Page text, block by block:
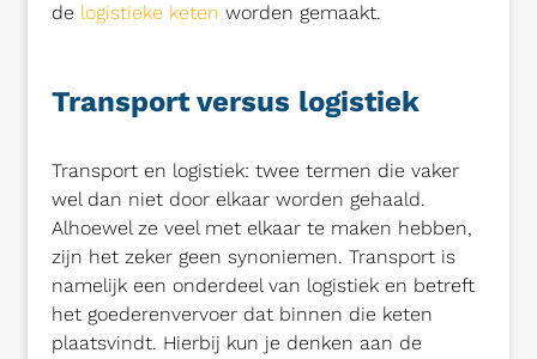
de logistieke keten worden gemaakt.
Transport versus logistiek
Transport en logistiek: twee termen die vaker
wel dan niet door elkaar worden gehaald.
Alhoewel ze veel met elkaar te maken hebben,
zijn het zeker geen synoniemen. Transport is
namelijk een onderdeel van logistiek en betreft
het goederenvervoer dat binnen die keten
plaatsvindt. Hierbij kun je denken aan de